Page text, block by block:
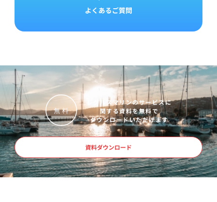
よくあるご質問
無 料
レグルスマリンのサービスに
関する資料を無料で
ダウンロードいただけます
資料ダウンロード